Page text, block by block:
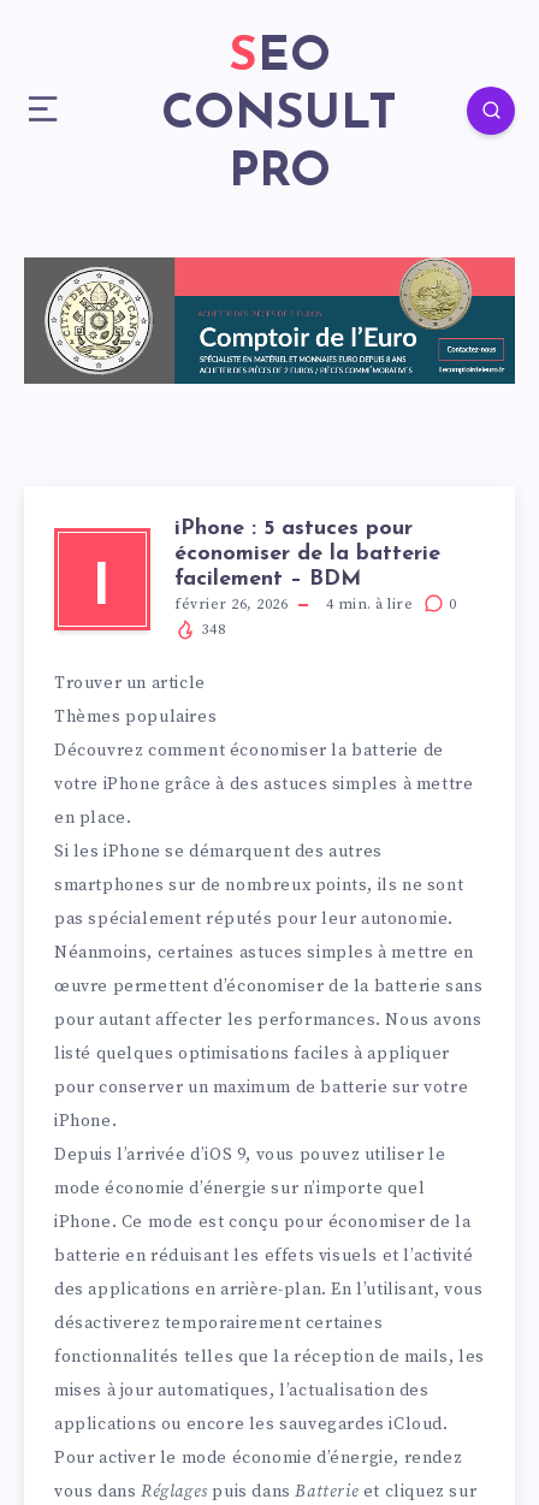
SEO
CONSULT
PRO
I
iPhone : 5 astuces pour
économiser de la batterie
facilement – BDM
février 26, 2026 4min. à lire
0
348
Trouver un article
Thèmes populaires
Découvrez comment économiser la batterie de
votre iPhone grâce à des astuces simples à mettre
en place.
Si les iPhone se démarquent des autres
smartphones sur de nombreux points, ils ne sont
pas spécialement réputés pour leur autonomie.
Néanmoins, certaines astuces simples à mettre en
œuvre permettent d’économiser de la batterie sans
pour autant affecter les performances. Nous avons
listé quelques optimisations faciles à appliquer
pour conserver un maximum de batterie sur votre
iPhone.
Depuis l’arrivée d’iOS 9, vous pouvez utiliser le
mode économie d’énergie sur n’importe quel
iPhone. Ce mode est conçu pour économiser de la
batterie en réduisant les effets visuels et l’activité
des applications en arrière-plan. En l’utilisant, vous
désactiverez temporairement certaines
fonctionnalités telles que la réception de mails, les
mises à jour automatiques, l’actualisation des
applications ou encore les sauvegardes iCloud.
Pour activer le mode économie d’énergie, rendez
vous dans Réglages puis dansBatterie et cliquez sur